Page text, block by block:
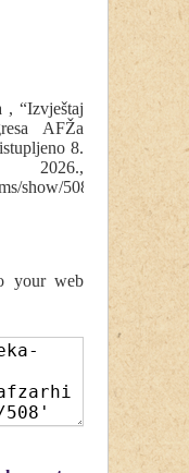
, “Izvještaj
AFŽa
8.
show/508
your web